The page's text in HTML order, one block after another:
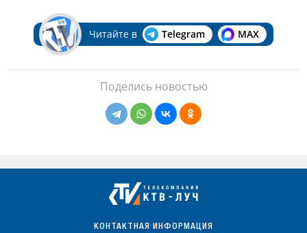
Читайте в Telegram MAX
Поделись новостью
КОНТАКТНАЯ ИНФОРМАЦИЯ